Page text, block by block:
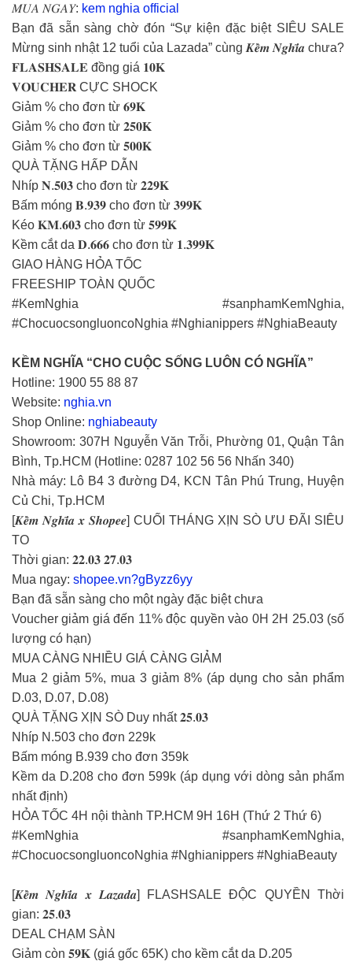
𝑀𝑈𝐴 𝑁𝐺𝐴𝑌: kem nghia official
Bạn đã sẵn sàng chờ đón “Sự kiện đặc biệt SIÊU SALE
Mừng sinh nhật 12 tuổi của Lazada” cùng 𝑲𝒆̂̀𝒎 𝑵𝒈𝒉𝒊̃𝒂 chưa?
𝐅𝐋𝐀𝐒𝐇𝐒𝐀𝐋𝐄 đồng giá 𝟏𝟎𝐊
𝐕𝐎𝐔𝐂𝐇𝐄𝐑 CỰC SHOCK
Giảm % cho đơn từ 𝟔𝟗𝐊
Giảm % cho đơn từ 𝟐𝟓𝟎𝐊
Giảm % cho đơn từ 𝟓𝟎𝟎𝐊
QUÀ TẶNG HẤP DẪN
Nhíp 𝐍.𝟓𝟎𝟑 cho đơn từ 𝟐𝟐𝟗𝐊
Bấm móng 𝐁.𝟗𝟑𝟗 cho đơn từ 𝟑𝟗𝟗𝐊
Kéo 𝐊𝐌.𝟔𝟎𝟑 cho đơn từ 𝟓𝟗𝟗𝐊
Kềm cắt da 𝐃.𝟔𝟔𝟔 cho đơn từ 𝟏.𝟑𝟗𝟗𝐊
GIAO HÀNG HỎA TỐC
FREESHIP TOÀN QUỐC
#KemNghia #sanphamKemNghia,
#ChocuocsongluoncoNghia #Nghianippers #NghiaBeauty
KỀM NGHĨA “CHO CUỘC SỐNG LUÔN CÓ NGHĨA”
Hotline: 1900 55 88 87
Website: nghia.vn
Shop Online: nghiabeauty
Showroom: 307H Nguyễn Văn Trỗi, Phường 01, Quận Tân
Bình, Tp.HCM (Hotline: 0287 102 56 56 Nhấn 340)
Nhà máy: Lô B4 3 đường D4, KCN Tân Phú Trung, Huyện
Củ Chi, Tp.HCM
[𝑲𝒆̂̀𝒎 𝑵𝒈𝒉𝒊̃𝒂 𝒙 𝑺𝒉𝒐𝒑𝒆𝒆] CUỐI THÁNG XỊN SÒ ƯU ĐÃI SIÊU
TO
Thời gian: 𝟐𝟐.𝟎𝟑 𝟐𝟕.𝟎𝟑
Mua ngay: shopee.vn?gByzz6yy
Bạn đã sẵn sàng cho một ngày đặc biệt chưa
Voucher giảm giá đến 11% độc quyền vào 0H 2H 25.03 (số
lượng có hạn)
MUA CÀNG NHIỀU GIÁ CÀNG GIẢM
Mua 2 giảm 5%, mua 3 giảm 8% (áp dụng cho sản phẩm
D.03, D.07, D.08)
QUÀ TẶNG XỊN SÒ Duy nhất 𝟐𝟓.𝟎𝟑
Nhíp N.503 cho đơn 229k
Bấm móng B.939 cho đơn 359k
Kềm da D.208 cho đơn 599k (áp dụng với dòng sản phẩm
nhất định)
HỎA TỐC 4H nội thành TP.HCM 9H 16H (Thứ 2 Thứ 6)
#KemNghia #sanphamKemNghia,
#ChocuocsongluoncoNghia #Nghianippers #NghiaBeauty
[𝑲𝒆̂̀𝒎 𝑵𝒈𝒉𝒊̃𝒂 𝒙 𝑳𝒂𝒛𝒂𝒅𝒂] FLASHSALE ĐỘC QUYỀN Thời
gian: 𝟐𝟓.𝟎𝟑
DEAL CHẠM SÀN
Giảm còn 𝟓𝟗𝐊 (giá gốc 65K) cho kềm cắt da D.205